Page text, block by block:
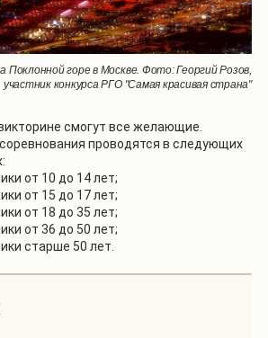
Поклонной горе в Москве. Фото: Георгий Розов,
участник конкурса РГО "Самая красивая страна"
смогут все желающие.
проводятся в следующих
от 10 до 14 лет;
от 15 до 17 лет;
от 18 до 35 лет;
от 36 до 50 лет;
старше 50 лет.